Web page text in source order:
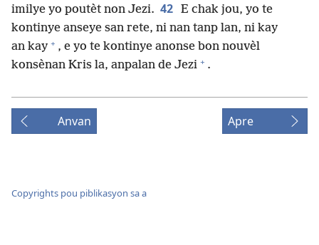
imilye yo poutèt non Jezi. 42 E chak jou, yo te
kontinye anseye san rete, ni nan tanp lan, ni kay
an kay + , e yo te kontinye anonse bon nouvèl
konsènan Kris la, anpalan de Jezi + .
Anvan Apre
Copyrights pou piblikasyon sa a